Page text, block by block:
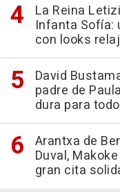
La Reina
Infanta Sofía:
con looks
David
padre de
dura para
Arantxa de
Duval,
gran cita